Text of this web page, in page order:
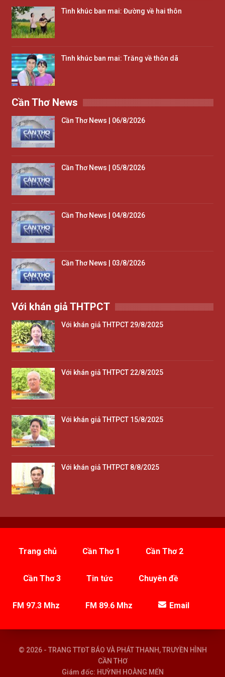
Tình khúc ban mai: Đường về hai thôn
Tình khúc ban mai: Trăng về thôn dã
Cần Thơ News
Cần Thơ News | 06/8/2026
Cần Thơ News | 05/8/2026
Cần Thơ News | 04/8/2026
Cần Thơ News | 03/8/2026
Với khán giả THTPCT
Với khán giả THTPCT 29/8/2025
Với khán giả THTPCT 22/8/2025
Với khán giả THTPCT 15/8/2025
Với khán giả THTPCT 8/8/2025
Trang chủ Cần Thơ 1 Cần Thơ 2
Cần Thơ 3 Tin tức Chuyên đề
FM 97.3 Mhz FM 89.6 Mhz Email
© 2026 - TRANG TTĐT BÁO VÀ PHÁT THANH, TRUYỀN HÌNH
CẦN THƠ
Giám đốc: HUỲNH HOÀNG MẾN